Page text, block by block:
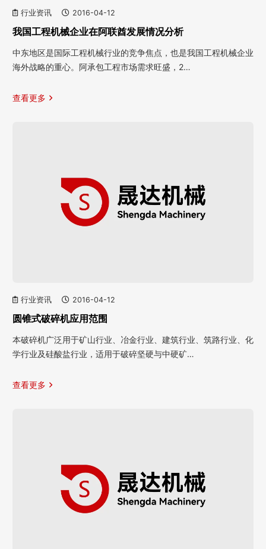
行业资讯 2016-04-12
我国工程机械企业在阿联酋发展情况分析
中东地区是国际工程机械行业的竞争焦点，也是我国工程机械企业
海外战略的重心。阿承包工程市场需求旺盛，2…
查看更多
行业资讯 2016-04-12
圆锥式破碎机应用范围
本破碎机广泛用于矿山行业、冶金行业、建筑行业、筑路行业、化
学行业及硅酸盐行业，适用于破碎坚硬与中硬矿…
查看更多